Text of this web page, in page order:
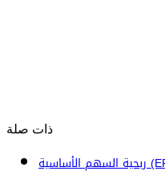
ذات صلة